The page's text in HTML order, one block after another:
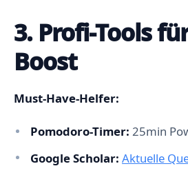
3. Profi-Tools
Boost
Must-Have-Helfer:
Pomodoro-Timer: 25min
Google Scholar: Aktuelle